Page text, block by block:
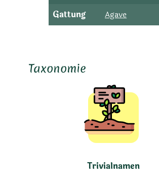
Gattung
Agave
Taxonomie
Trivialnamen